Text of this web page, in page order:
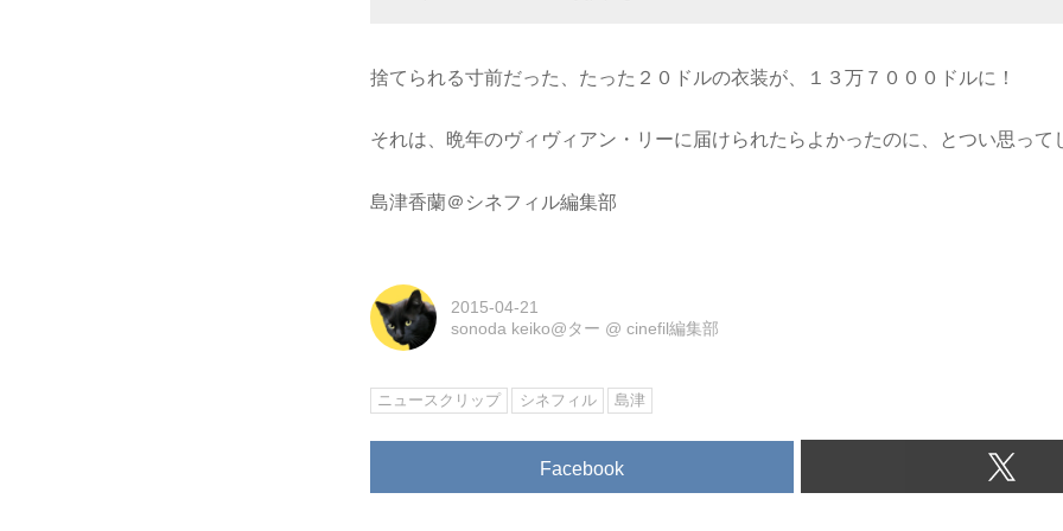
捨てられる寸前だった、たった２０ドルの衣装が、１３万７０００ドルに！
それは、晩年のヴィヴィアン・リーに届けられたらよかったのに、とつい思って
島津香蘭＠シネフィル編集部
2015-04-21
sonoda keiko@ター @cinefil編集部
ニュースクリップ シネフィル 島津
Facebook